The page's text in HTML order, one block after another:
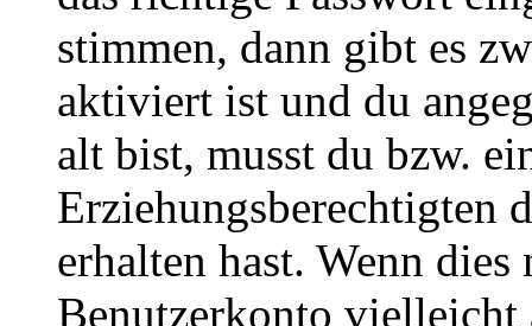
stimmen, dann gibt es
aktiviert ist und du
alt bist, musst du bzw.
Erziehungsberechtigten
erhalten hast. Wenn
Benutzerkonto